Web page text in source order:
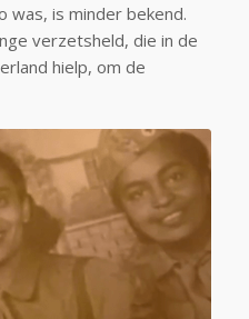
was, is minder bekend.
verzetsheld, die in de
hielp, om de